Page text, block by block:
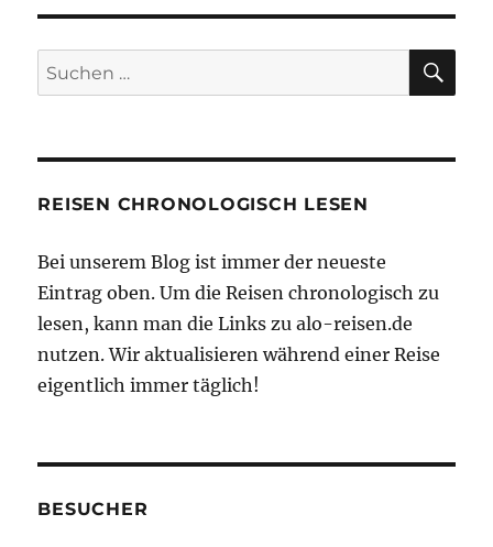
Suchen
nach:
REISEN CHRONOLOGISCH LESEN
Bei unserem Blog ist immer der neueste
Eintrag oben. Um die Reisen chronologisch zu
lesen, kann man die Links zu alo-reisen.de
nutzen. Wir aktualisieren während einer Reise
eigentlich immer täglich!
BESUCHER